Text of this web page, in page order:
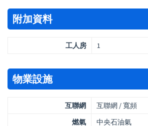
附加資料
工人房 1
物業設施
互聯網
互聯網 / 寬頻
燃氣
中央石油氣